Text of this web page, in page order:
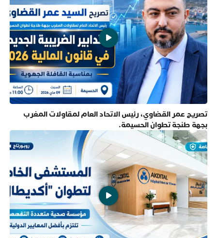
تصريح عمر القضاوي، رئيس الاتحاد العام لمقاولات المغرب
بجهة طنجة تطوان الحسيمة.